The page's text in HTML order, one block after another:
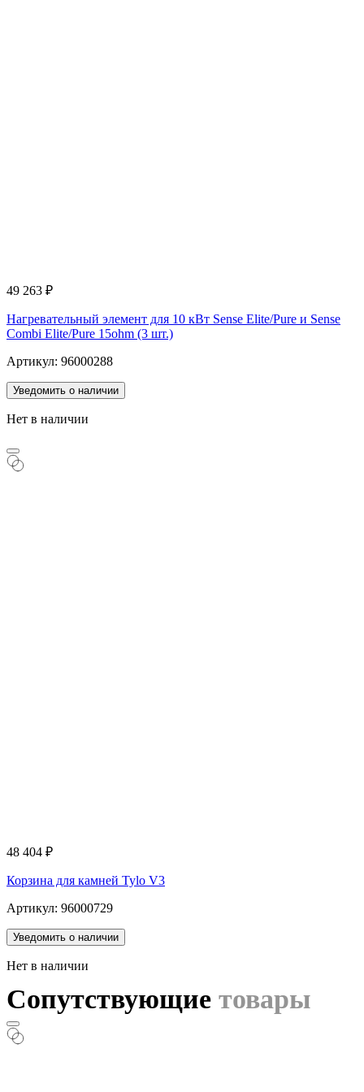
49 263 ₽
Нагревательный элемент для 10 кВт Sense Elite/Pure и Sense
Combi Elite/Pure 15ohm (3 шт.)
Артикул: 96000288
Уведомить о наличии
Нет в наличии
48 404 ₽
Корзина для камней Tylo V3
Артикул: 96000729
Уведомить о наличии
Нет в наличии
Сопутствующие товары